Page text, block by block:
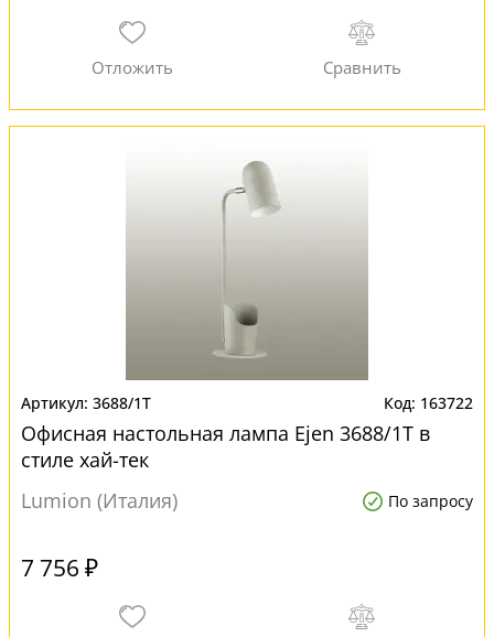
3688/1T 163722
Офисная настольная лампа Ejen 3688/1T в
стиле хай-тек
Lumion (Италия)
По запросу
7 756 ₽